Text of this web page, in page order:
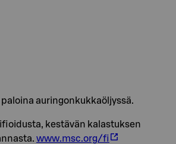
auringonkukkaöljyssä.
kestävän kalastuksen
www.msc.org/fi